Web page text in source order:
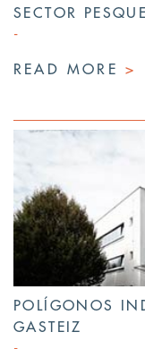
SECTOR
READ MORE >
POLÍGONOS
GASTEIZ